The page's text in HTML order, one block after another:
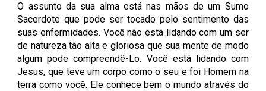
O assunto da sua alma está nas mãos de um Sumo
Sacerdote que pode ser tocado pelo sentimento das
suas enfermidades. Você não está lidando com um ser
de natureza tão alta e gloriosa que sua mente de modo
algum pode compreendê-Lo. Você está lidando com
Jesus, que teve um corpo como o seu e foi Homem na
terra como você. Ele conhece bem o mundo através do